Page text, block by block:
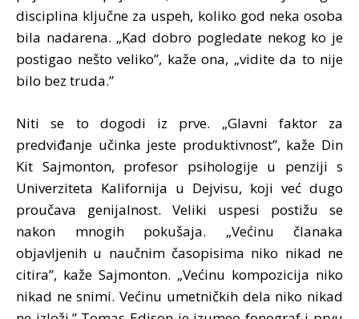
disciplina ključne za uspeh, koliko god neka osoba
bila nadarena. „Kad dobro pogledate nekog ko je
postigao nešto veliko”, kaže ona, „vidite da to nije
bilo bez truda.”
Niti se to dogodi iz prve. „Glavni faktor za
predviđanje učinka jeste produktivnost”, kaže Din
Kit Sajmonton, profesor psihologije u penziji s
Univerziteta Kalifornija u Dejvisu, koji već dugo
proučava genijalnost. Veliki uspesi postižu se
nakon mnogih pokušaja. „Većinu članaka
objavljenih u naučnim časopisima niko nikad ne
citira”, kaže Sajmonton. „Većinu kompozicija niko
nikad ne snimi. Većinu umetničkih dela niko nikad